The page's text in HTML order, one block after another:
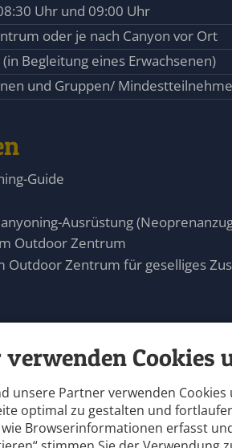
Uhr und 09:00 Uhr
oder je nach Canyon vor Ort
(in Begleitung eines Erwachsenen)
und Gruppen/
Guide
Ausrüstung
Outdoor Zentrum
Outdoor Zentrum für geselliges
Fortgeschrittene
auf Anfrage:+49 8321 67 57 57
Cookies
unsere Partner verwenden
optimal zu gestalten und
Browserinformationen erfasst